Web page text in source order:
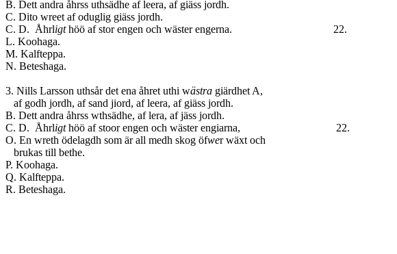
B. Dett andra åhrss uthsädhe af leera, af giäss jordh.
C. Dito wreet af oduglig giäss jordh.
C. D. Åhrligthöö af stor engen och wäster engerna. 22.
L. Koohaga.
M. Kalfteppa.
N. Beteshaga.
3. Nills Larsson uthsår det ena åhret uthi wästra giärdhet A,
af godh jordh, af sand jiord, af leera, af giäss jordh.
B. Dett andra åhrss wthsädhe, af lera, af jäss jordh.
C. D. Åhrligthöö af stoor engen och wäster engiarna, 22.
O. En wreth ödelagdh som är all medh skog öfwer wäxt och
brukas till bethe.
P. Koohaga.
Q. Kalfteppa.
R. Beteshaga.